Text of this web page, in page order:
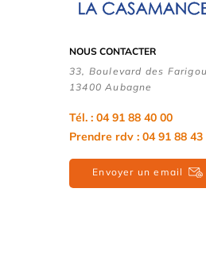
NOUS CONTACTER
33, Boulevard des
13400 Aubagne
Tél. : 04 91 88 40 00
Prendre rdv : 04 91 88 43
Envoyer un email